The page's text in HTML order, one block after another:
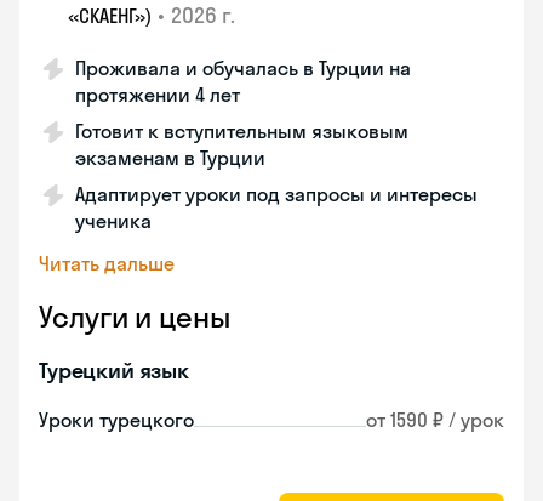
«СКАЕНГ») • 2026 г.
Проживала и обучалась в Турции на
протяжении 4 лет
Готовит к вступительным языковым
экзаменам в Турции
Адаптирует уроки под запросы и интересы
ученика
Читать дальше
Услуги и цены
Турецкий язык
Уроки турецкого от 1590 ₽ / урок